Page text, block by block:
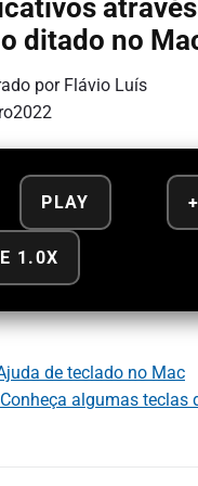
ditado no
por Flávio Luís
PLAY
1.0X
de teclado no Mac
algumas teclas